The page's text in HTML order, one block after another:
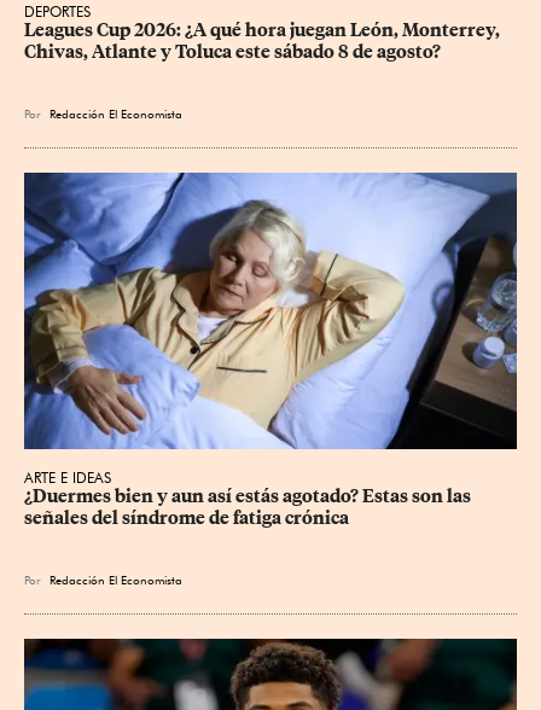
DEPORTES
Leagues Cup 2026: ¿A qué hora juegan León, Monterrey,
Chivas, Atlante y Toluca este sábado 8 de agosto?
Por Redacción El Economista
ARTE E IDEAS
¿Duermes bien y aun así estás agotado? Estas son las
señales del síndrome de fatiga crónica
Por Redacción El Economista